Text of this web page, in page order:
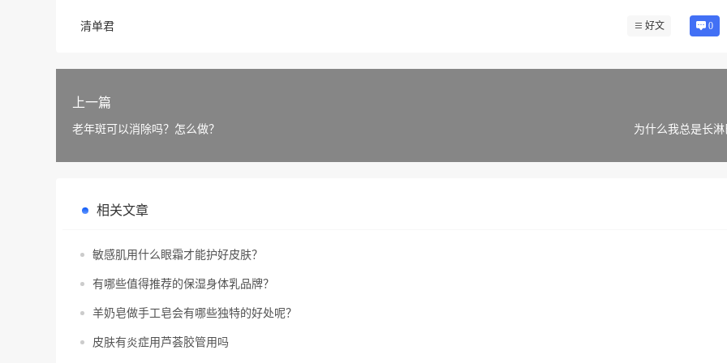
清单君 好文 0
上一篇
老年斑可以消除吗？怎么做？ 为什么我总是长淋
相关文章
敏感肌用什么眼霜才能护好皮肤？
有哪些值得推荐的保湿身体乳品牌？
羊奶皂做手工皂会有哪些独特的好处呢？
皮肤有炎症用芦荟胶管用吗